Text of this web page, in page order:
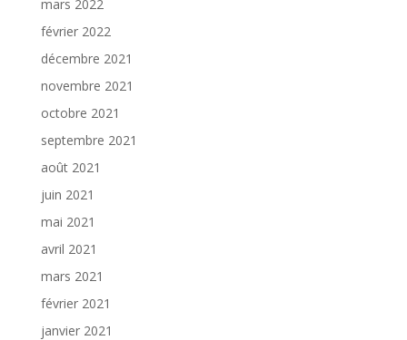
mars 2022
février 2022
décembre 2021
novembre 2021
octobre 2021
septembre 2021
août 2021
juin 2021
mai 2021
avril 2021
mars 2021
février 2021
janvier 2021